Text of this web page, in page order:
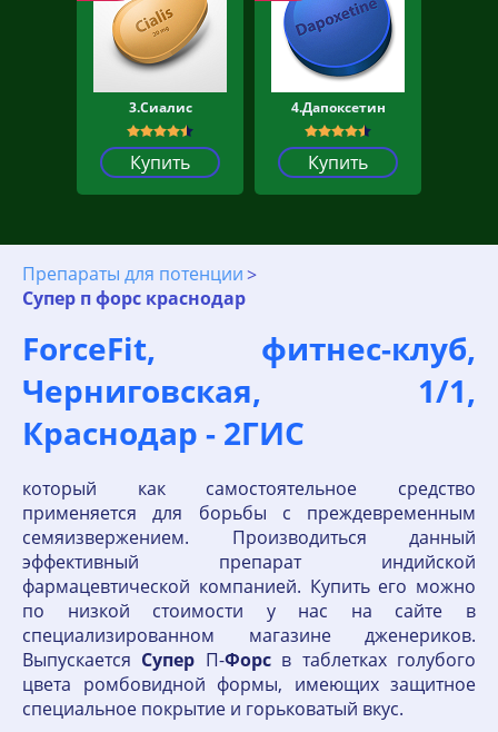
3.Сиалис
Купить
4.Дапоксетин
Купить
Препараты для потенции
Супер п форс краснодар
ForceFit, фитнес-клуб,
Черниговская, 1/1,
Краснодар - 2ГИС
который как самостоятельное средство
применяется для борьбы с преждевременным
семяизвержением. Производиться данный
эффективный препарат индийской
фармацевтической компанией. Купить его можно
по низкой стоимости у нас на сайте в
специализированном магазине дженериков.
Выпускается Супер П-Форсв таблетках голубого
цвета ромбовидной формы, имеющих защитное
специальное покрытие и горьковатый вкус.